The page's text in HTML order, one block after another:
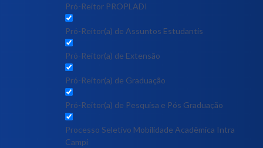
Pró-Reitor PROPLADI
Pró-Reitor(a) de Assuntos Estudantis
Pró-Reitor(a) de Extensão
Pró-Reitor(a) de Graduação
Pró-Reitor(a) de Pesquisa e Pós Graduação
Processo Seletivo Mobilidade Acadêmica Intra
Campi